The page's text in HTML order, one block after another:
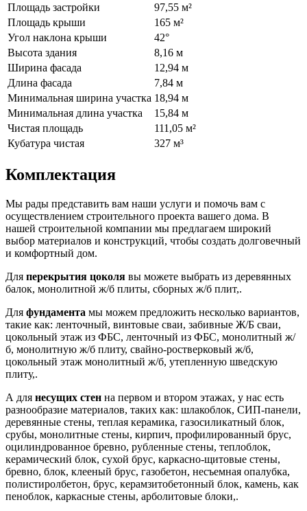
Площадь застройки
97,55 м²
Площадь крыши
165 м²
Угол наклона крыши
42°
Высота здания
8,16 м
Ширина фасада
12,94 м
Длина фасада
7,84 м
Минимальная ширина участка 18,94 м
Минимальная длина участка
15,84 м
Чистая площадь
111,05 м²
Кубатура чистая
327 м³
Комплектация
Мы рады представить вам наши услуги и помочь вам с
осуществлением строительного проекта вашего дома. В
нашей строительной компании мы предлагаем широкий
выбор материалов и конструкций, чтобы создать долговечный
и комфортный дом.
Для перекрытия цоколя вы можете выбрать из деревянных
балок, монолитной ж/б плиты, сборных ж/б плит,.
Для фундамента мы можем предложить несколько вариантов,
такие как: ленточный, винтовые сваи, забивные Ж/Б сваи,
цокольный этаж из ФБС, ленточный из ФБС, монолитный ж/
б, монолитную ж/б плиту, свайно-ростверковый ж/б,
цокольный этаж монолитный ж/б, утепленную шведскую
плиту,.
А для несущих стен на первом и втором этажах, у нас есть
разнообразие материалов, таких как: шлакоблок, СИП-панели,
деревянные стены, теплая керамика, газосиликатный блок,
срубы, монолитные стены, кирпич, профилированный брус,
оцилиндрованное бревно, рубленные стены, теплоблок,
керамический блок, сухой брус, каркасно-щитовые стены,
бревно, блок, клееный брус, газобетон, несъемная опалубка,
полистиролбетон, брус, керамзитобетонный блок, камень, как
пеноблок, каркасные стены, арболитовые блоки,.